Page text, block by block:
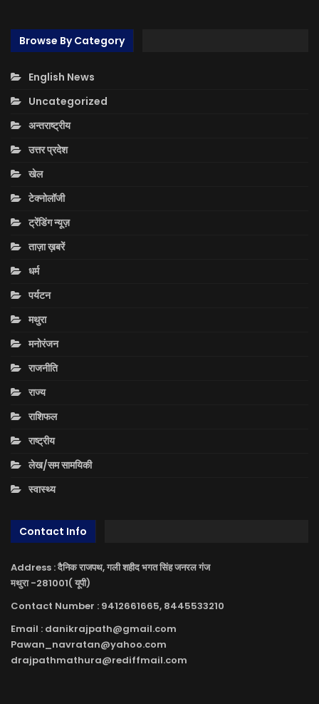
Browse By Category
English News
Uncategorized
अन्तराष्ट्रीय
उत्तर प्रदेश
खेल
टेक्नोलॉजी
ट्रेंडिंग न्यूज़
ताज़ा ख़बरें
धर्म
पर्यटन
मथुरा
मनोरंजन
राजनीति
राज्य
राशिफल
राष्ट्रीय
लेख/सम सामयिकी
स्वास्थ्य
Contact Info
Address : दैनिक राजपथ, गली शहीद भगत सिंह जनरल गंज
मथुरा -281001( यूपी)
Contact Number : 9412661665, 8445533210
Email : danikrajpath@gmail.com
Pawan_navratan@yahoo.com
drajpathmathura@rediffmail.com